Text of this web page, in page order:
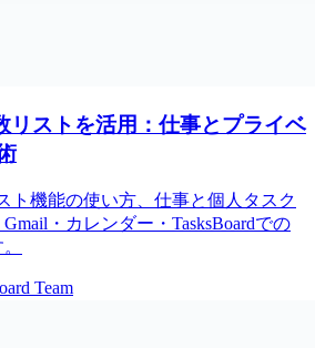
リストを活用：仕事とプライベ
ト機能の使い方、仕事と個人タスク
・カレンダー・TasksBoardでの
Team